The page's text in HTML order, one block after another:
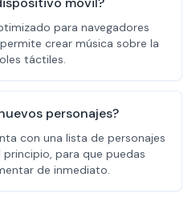
para navegadores
crear música sobre la
táctiles.
personajes?
con una lista de personajes
para que puedas
de inmediato.